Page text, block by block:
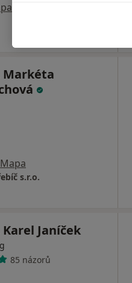
Markéta
Mapa
s.r.o.
Karel Janíček
85 názorů